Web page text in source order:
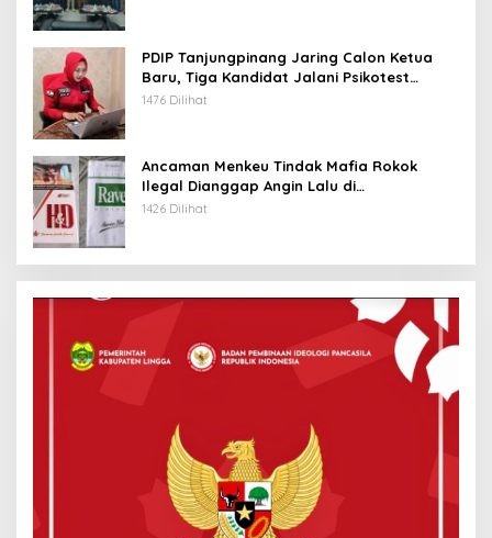
PDIP Tanjungpinang Jaring Calon Ketua
Baru, Tiga Kandidat Jalani Psikotest
Daring
1476 Dilihat
Ancaman Menkeu Tindak Mafia Rokok
Ilegal Dianggap Angin Lalu di
Tanjungpinang
1426 Dilihat